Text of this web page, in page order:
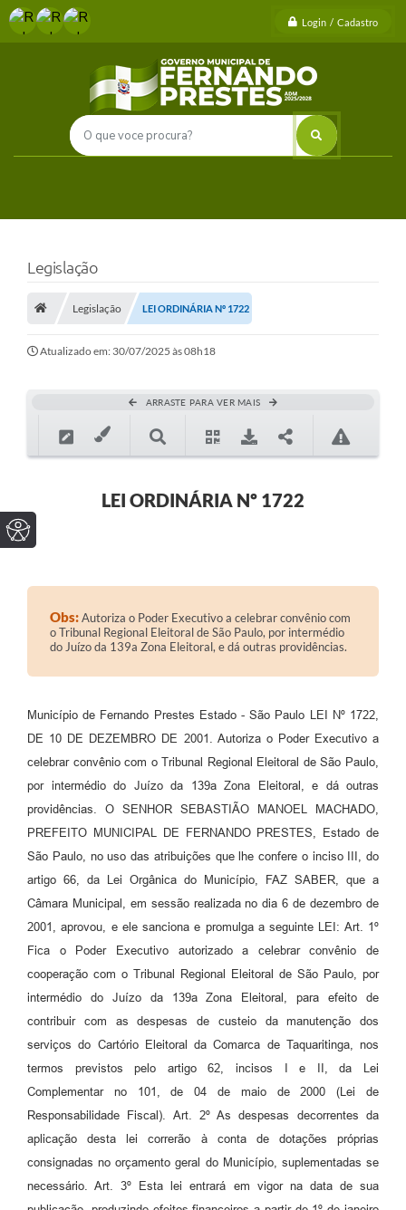
Login / Cadastro
Legislação
Legislação LEI ORDINÁRIA Nº 1722
Atualizado em: 30/07/2025 às 08h18
ARRASTE PARA VER MAIS
LEI ORDINÁRIA Nº 1722
Obs:Autoriza o Poder Executivo a celebrar convênio com
o Tribunal Regional Eleitoral de São Paulo, por intermédio
do Juízo da 139a Zona Eleitoral, e dá outras providências.
Município de Fernando Prestes Estado - São Paulo LEI Nº 1722,
DE 10 DE DEZEMBRO DE 2001. Autoriza o Poder Executivo a
celebrar convênio com o Tribunal Regional Eleitoral de São Paulo,
por intermédio do Juízo da 139a Zona Eleitoral, e dá outras
providências. O SENHOR SEBASTIÃO MANOEL MACHADO,
PREFEITO MUNICIPAL DE FERNANDO PRESTES, Estado de
São Paulo, no uso das atribuições que lhe confere o inciso III, do
artigo 66, da Lei Orgânica do Município, FAZ SABER, que a
Câmara Municipal, em sessão realizada no dia 6 de dezembro de
2001, aprovou, e ele sanciona e promulga a seguinte LEI: Art. 1º
Fica o Poder Executivo autorizado a celebrar convênio de
cooperação com o Tribunal Regional Eleitoral de São Paulo, por
intermédio do Juízo da 139a Zona Eleitoral, para efeito de
contribuir com as despesas de custeio da manutenção dos
serviços do Cartório Eleitoral da Comarca de Taquaritinga, nos
termos previstos pelo artigo 62, incisos I e II, da Lei
Complementar no 101, de 04 de maio de 2000 (Lei de
Responsabilidade Fiscal). Art. 2º As despesas decorrentes da
aplicação desta lei correrão à conta de dotações próprias
consignadas no orçamento geral do Município, suplementadas se
necessário. Art. 3º Esta lei entrará em vigor na data de sua